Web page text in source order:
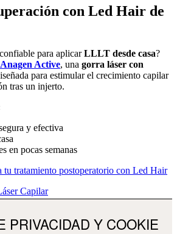
con Led Hair de
para aplicarLLLT desde casa?
Active, una gorra láser con
para estimular el crecimiento capilar
tras un injerto.
y efectiva
en pocas semanas
tratamiento postoperatorio con Led Hair
Capilar
PRIVACIDAD Y COOKIE